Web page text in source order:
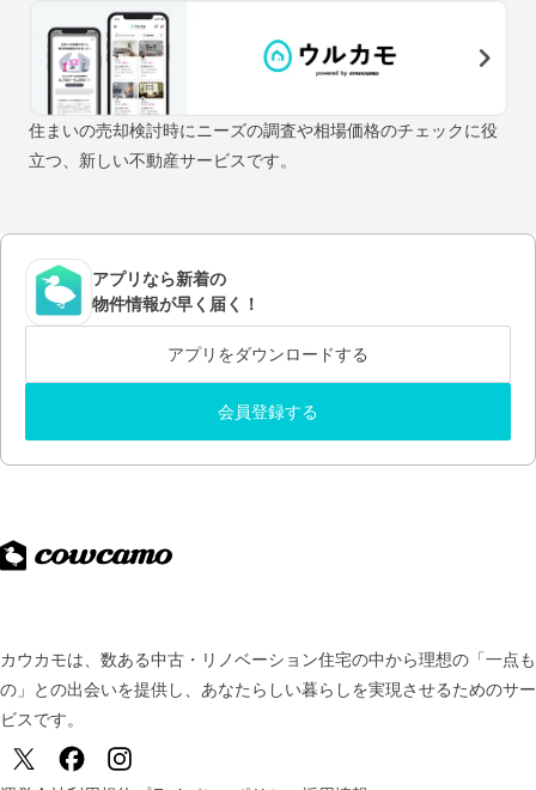
住まいの売却検討時にニーズの調査や相場価格のチェックに役
立つ、新しい不動産サービスです。
アプリなら新着の
物件情報が早く届く！
アプリをダウンロードする
会員登録する
カウカモは、数ある中古・リノベーション住宅の中から理想の「一点も
の」との出会いを提供し、 あなたらしい暮らしを実現させるためのサー
ビスです。